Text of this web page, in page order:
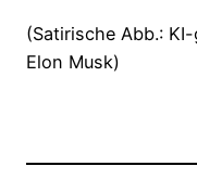
(Satirische Abb.:
Elon Musk)